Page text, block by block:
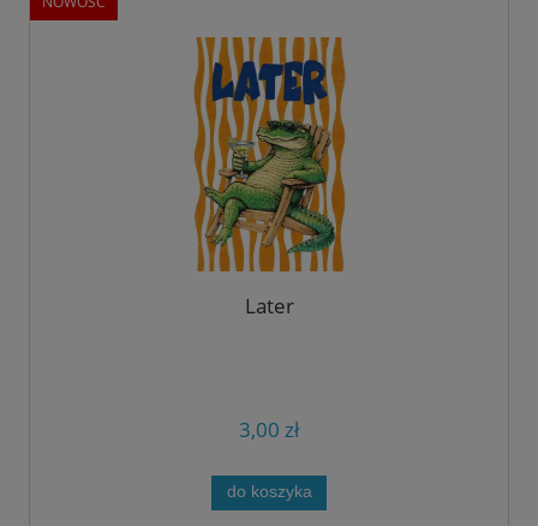
Later
3,00 zł
do koszyka